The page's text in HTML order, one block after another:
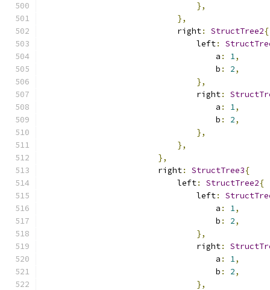
},
},
                            right
: StructTree2{
                                left
:
                                    a
: 1,
                                    b
: 2,
},
                                right
:
                                    a
: 1,
                                    b
: 2,
},
},
},
                        right
: StructTree3{
                            left
: StructTree2{
                                left
:
                                    a
: 1,
                                    b
: 2,
},
                                right
:
                                    a
: 1,
                                    b
: 2,
},